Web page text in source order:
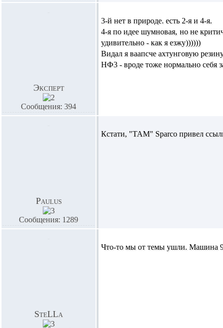
Эксперт
Сообщения: 394
3-й нет в природе. есть 2-я и 4-я.
4-я по идее шумновая, но не
удивительно - как я езжу))))))
Видал я ваапсче ахтунговую
НФ3 - вроде тоже нормально себя
Paulus
Сообщения: 1289
Кстати, "ТАМ" Sparco привел
SteLLa
Что-то мы от темы ушли. Машина